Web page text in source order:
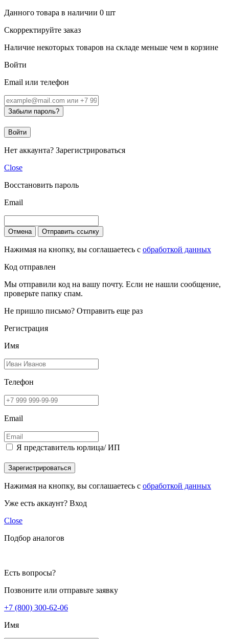
Данного товара в наличии 0 шт
Скорректируйте заказ
Наличие некоторых товаров на складе меньше чем в корзине
Войти
Email или телефон
Забыли пароль?
Войти
Нет аккаунта? Зарегистрироваться
Close
Восстановить пароль
Email
Отмена Отправить ссылку
Нажимая на кнопку, вы соглашаетесь с обработкой данных
Код отправлен
Мы отправили код на вашу почту. Если не нашли сообщение,
проверьте папку спам.
Не пришло письмо? Отправить еще раз
Регистрация
Имя
Телефон
Email
Я представитель юрлица/ ИП
Зарегистрироваться
Нажимая на кнопку, вы соглашаетесь с обработкой данных
Уже есть аккаунт? Вход
Close
Подбор аналогов
Есть вопросы?
Позвоните или отправьте заявку
+7 (800) 300-62-06
Имя